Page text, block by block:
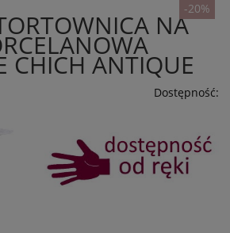
NA
CHICH ANTIQUE
Dostępność:
-20%